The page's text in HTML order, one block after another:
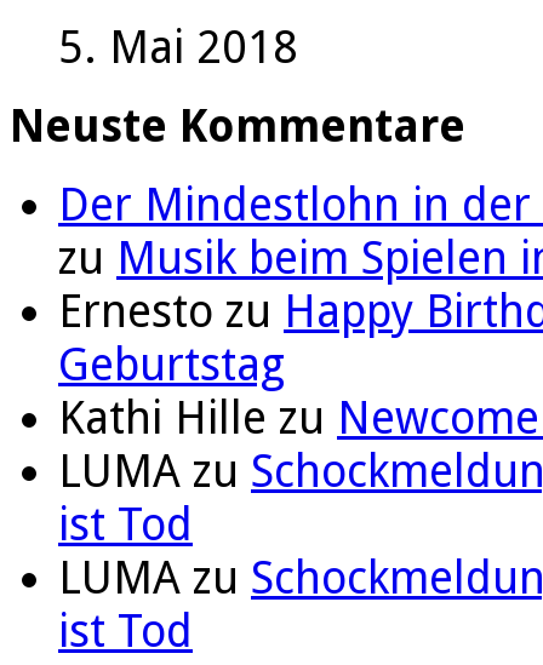
5. Mai 2018
Neuste Kommentare
Der Mindestlohn in der
zu Musik beim Spielen
Ernesto zu Happy
Geburtstag
Kathi Hille zu
LUMA zu
ist Tod
LUMA zu
ist Tod